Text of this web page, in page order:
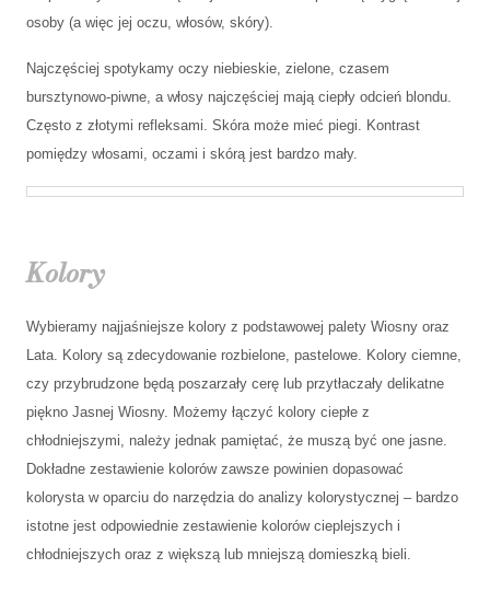
osoby (a więc jej oczu, włosów, skóry).
Najczęściej spotykamy oczy niebieskie, zielone, czasem
bursztynowo-piwne, a włosy najczęściej mają ciepły odcień blondu.
Często z złotymi refleksami. Skóra może mieć piegi. Kontrast
pomiędzy włosami, oczami i skórą jest bardzo mały.
Kolory
Wybieramy najjaśniejsze kolory z podstawowej palety Wiosny oraz
Lata. Kolory są zdecydowanie rozbielone, pastelowe. Kolory ciemne,
czy przybrudzone będą poszarzały cerę lub przytłaczały delikatne
piękno Jasnej Wiosny. Możemy łączyć kolory ciepłe z
chłodniejszymi, należy jednak pamiętać, że muszą być one jasne.
Dokładne zestawienie kolorów zawsze powinien dopasować
kolorysta w oparciu do narzędzia do analizy kolorystycznej – bardzo
istotne jest odpowiednie zestawienie kolorów cieplejszych i
chłodniejszych oraz z większą lub mniejszą domieszką bieli.